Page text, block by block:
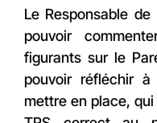
Le Responsable
pouvoir
figurants sur le
pouvoir réfléchir
mettre en place,